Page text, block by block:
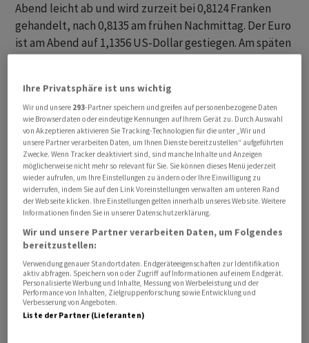
Abend leicht ab und wird zurzeit bei 0,8124 Franken
gehandelt, nach 0,8135 am frühen Nachmittag. Der Euro
ist am Abend auf 1,1356 US-Dollar gestiegen. Am späten
Derweil tritt das Euro/Franken-Paar bei Kursen von
0,9225 mehr oder weniger auf der Stelle.
Der Blick der Anleger richtet sich vor allem auf den
morgigen Donnerstag. Dann werden am frühen
Nachmittag gleich eine ganze Reihe von wichtigen US-
Konjunkturdaten publiziert. Besondere Beachtung wird
dabei vor allem der PCE-Preisindex finden, der als einer
der wichtigsten Indikatoren für die US-Notenbank Fed
gilt.
Zudem werden auch noch die wöchentlichen
Erstanträge auf Arbeitslosenhilfe, Daten zum privaten
Konsum und die dritte BIP-Schätzung publiziert. Diese
Ihre Privatsphäre ist uns wichtig
Wir und unsere 293-Partner speichern und greifen auf personenbezogene Daten
wie Browserdaten oder eindeutige Kennungen auf Ihrem Gerät zu. Durch Auswahl
von Akzeptieren aktivieren Sie Tracking-Technologien für die unter „Wir und
unsere Partner verarbeiten Daten, um Ihnen Dienste bereitzustellen“ aufgeführten
Zwecke. Wenn Tracker deaktiviert sind, sind manche Inhalte und Anzeigen
möglicherweise nicht mehr so relevant für Sie. Sie können dieses Menü jederzeit
wieder aufrufen, um Ihre Einstellungen zu ändern oder Ihre Einwilligung zu
widerrufen, indem Sie auf den Link Voreinstellungen verwalten am unteren Rand
der Webseite klicken. Ihre Einstellungen gelten innerhalb unseres Website. Weitere
Informationen finden Sie in unserer Datenschutzerklärung.
Wir und unsere Partner verarbeiten Daten, um Folgendes
bereitzustellen:
Verwendung genauer Standortdaten. Endgeräteeigenschaften zur Identifikation
aktiv abfragen. Speichern von oder Zugriff auf Informationen auf einem Endgerät.
Personalisierte Werbung und Inhalte, Messung von Werbeleistung und der
Performance von Inhalten, Zielgruppenforschung sowie Entwicklung und
Verbesserung von Angeboten.
Liste der Partner (Lieferanten)